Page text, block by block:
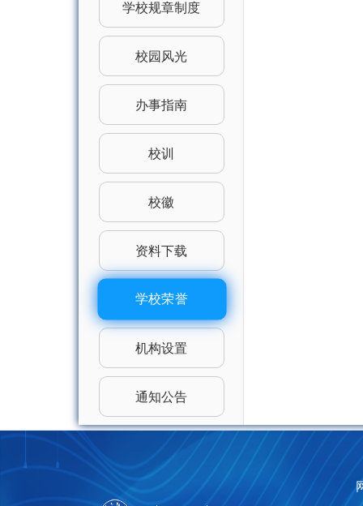
学校规章制度
校园风光
办事指南
校训
校徽
资料下载
学校荣誉
机构设置
通知公告